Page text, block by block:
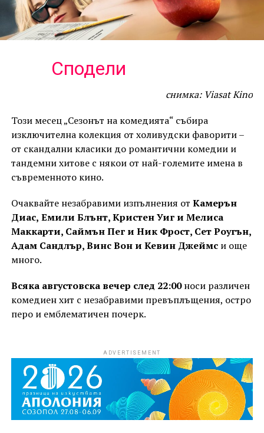
Сподели
снимка: Viasat Kino
Този месец „Сезонът на комедията“ събира
изключителна колекция от холивудски фаворити –
от скандални класики до романтични комедии и
тандемни хитове с някои от най-големите имена в
съвременното кино.
Очаквайте незабравими изпълнения от Камерън
Диас, Емили Блънт, Кристен Уиг и Мелиса
Маккарти, Саймън Пег и Ник Фрост, Сет Роугън,
Адам Сандлър, Винс Вон и Кевин Джеймс и още
много.
Всяка августовска вечер след 22:00носи различен
комедиен хит с незабравими превъплъщения, остро
перо и емблематичен почерк.
ADVERTISEMENT